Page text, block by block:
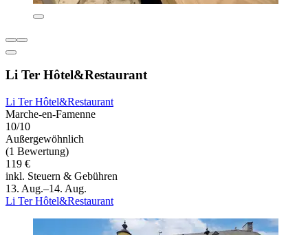
Li Ter Hôtel&Restaurant
Li Ter Hôtel&Restaurant
Marche-en-Famenne
10/10
Außergewöhnlich
(1 Bewertung)
119 €
inkl. Steuern & Gebühren
13. Aug.–14. Aug.
Li Ter Hôtel&Restaurant